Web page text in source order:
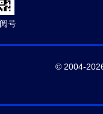
号
© 2004-